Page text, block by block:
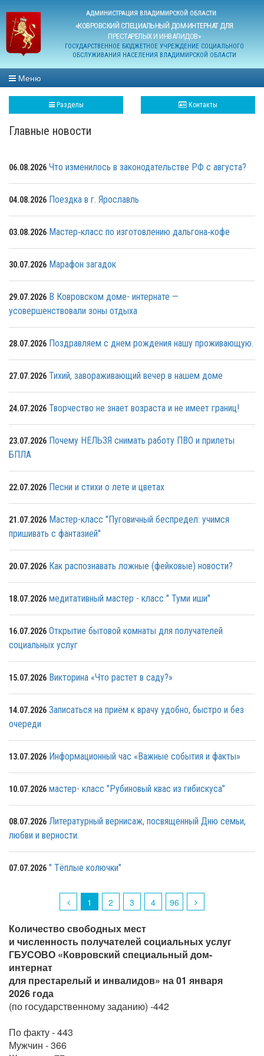
АДМИНИСТРАЦИЯ ВЛАДИМИРСКОЙ ОБЛАСТИ
«КОВРОВСКИЙ СПЕЦИАЛЬНЫЙ ДОМ-ИНТЕРНАТ ДЛЯ
ПРЕСТАРЕЛЫХ И ИНВАЛИДОВ»
ГОСУДАРСТВЕННОЕ БЮДЖЕТНОЕ УЧРЕЖДЕНИЕ СОЦИАЛЬНОГО
ОБСЛУЖИВАНИЯ НАСЕЛЕНИЯ ВЛАДИМИРСКОЙ ОБЛАСТИ
Меню
Разделы Контакты
Главные новости
06.08.2026 Что изменилось в законодательстве РФ с августа?
04.08.2026 Поездка в г. Ярославль
03.08.2026 Мастер‑класс по изготовлению дальгона‑кофе
30.07.2026 Марафон загадок
29.07.2026 В Ковровском доме- интернате —
усовершенствовали зоны отдыха
28.07.2026 Поздравляем с днем рождения нашу проживающую.
27.07.2026 Тихий, завораживающий вечер в нашем доме
24.07.2026 Творчество не знает возраста и не имеет границ!
23.07.2026 Почему НЕЛЬЗЯ снимать работу ПВО и прилеты
БПЛА
22.07.2026 Песни и стихи о лете и цветах
21.07.2026 Мастер-класс "Пуговичный беспредел: учимся
пришивать с фантазией"
20.07.2026 Как распознавать ложные (фейковые) новости?
18.07.2026 медитативный мастер - класс " Туми иши"
16.07.2026 Открытие бытовой комнаты для получателей
социальных услуг
15.07.2026 Викторина «Что растет в саду?»
14.07.2026 Записаться на приём к врачу удобно, быстро и без
очереди
13.07.2026 Информационный час «Важные события и факты»
10.07.2026 мастер- класс "Рубиновый квас из гибискуса"
08.07.2026 Литературный вернисаж, посвященный Дню семьи,
любви и верности.
07.07.2026 " Тëплые колючки"
1 2 3 4 96
Количество свободных мест
и численность получателей социальных услуг
ГБУСОВО «Ковровский специальный дом-
интернат
для престарелый и инвалидов» на 01 января
2026 года
(по государственному заданию) -442
По факту - 443
Мужчин - 366